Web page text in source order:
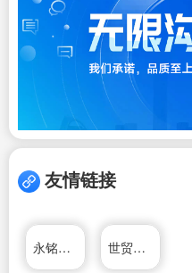
友情链接
永铭国际投资移民公司 世贸通投资移民网